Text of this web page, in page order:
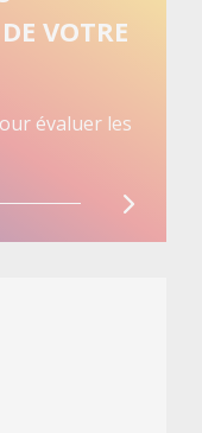
VOTRE
évaluer les